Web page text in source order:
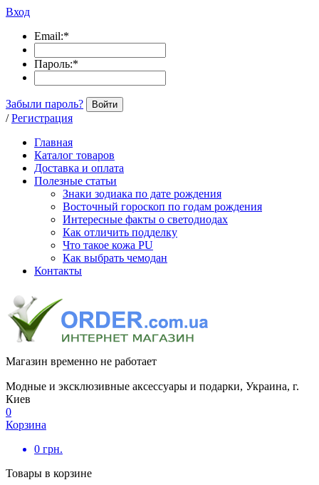
Вход
Email:*
Пароль:*
Забыли пароль? Войти
/ Регистрация
Главная
Каталог товаров
Доставка и оплата
Полезные статьи
Знаки зодиака по дате рождения
Восточный гороскоп по годам рождения
Интересные факты о светодиодах
Как отличить подделку
Что такое кожа PU
Как выбрать чемодан
Контакты
Магазин временно не работает
Модные и эксклюзивные аксессуары и подарки, Украина, г.
Киев
0
Корзина
0 грн.
Товары в корзине